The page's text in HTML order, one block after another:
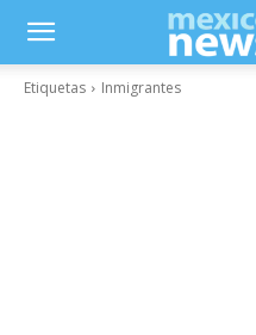
Etiquetas Inmigrantes